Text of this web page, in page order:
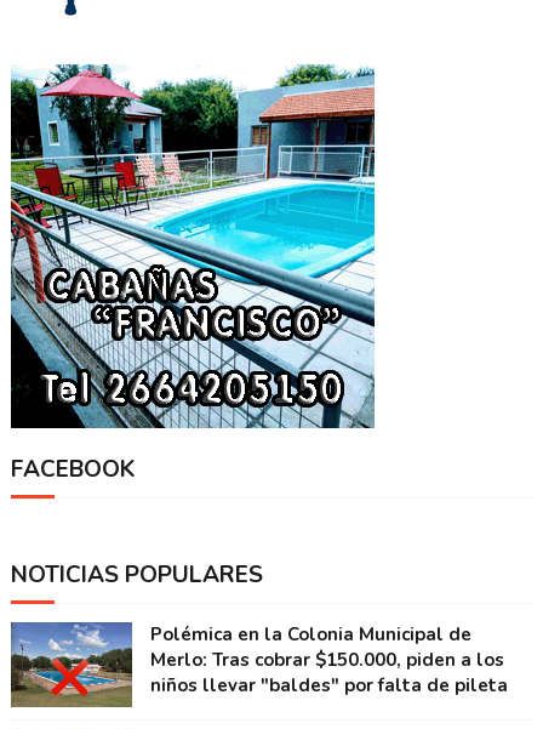
FACEBOOK
NOTICIAS POPULARES
Polémica en la Colonia Municipal de
Merlo: Tras cobrar $150.000, piden a los
niños llevar "baldes" por falta de pileta